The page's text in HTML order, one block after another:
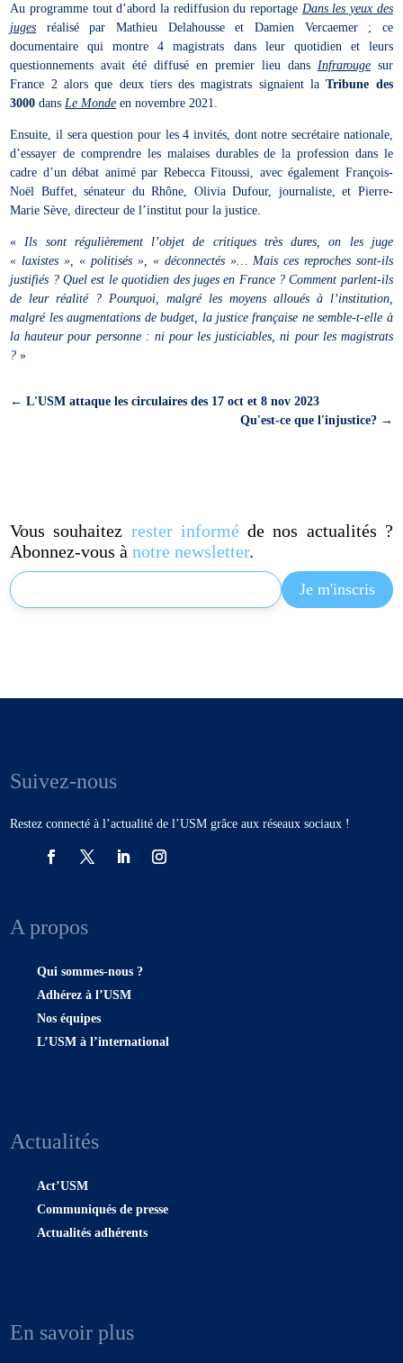
Au programme tout d’abord la rediffusion du reportage Dans les yeux des
juges réalisé par Mathieu Delahousse et Damien Vercaemer ; ce
documentaire qui montre 4 magistrats dans leur quotidien et leurs
questionnements avait été diffusé en premier lieu dans Infrarougesur
France 2 alors que deux tiers des magistrats signaient laTribune des
3000 dans Le Monde en novembre 2021.
Ensuite, il sera question pour les 4 invités, dont notre secrétaire nationale,
d’essayer de comprendre les malaises durables de la profession dans le
cadre d’un débat animé par Rebecca Fitoussi, avec également François-
Noël Buffet, sénateur du Rhône, Olivia Dufour, journaliste, et Pierre-
Marie Sève, directeur de l’institut pour la justice.
« Ils sont régulièrement l’objet de critiques très dures, on les juge
« laxistes », « politisés », « déconnectés »… Mais ces reproches sont-ils
justifiés ? Quel est le quotidien des juges en France ? Comment parlent-ils
de leur réalité ? Pourquoi, malgré les moyens alloués à l’institution,
malgré les augmentations de budget, la justice française ne semble-t-elle à
la hauteur pour personne : ni pour les justiciables, ni pour les magistrats
? »
←L'USM attaque les circulaires des 17 oct et 8 nov 2023
Qu'est-ce que l'injustice?→
Vous souhaitez rester informéde nos actualités ?
Abonnez-vous ànotre newsletter.
Suivez-nous
Restez connecté à l’actualité de l’USM grâce aux réseaux sociaux !
A propos
Qui sommes-nous ?
Adhérez à l’USM
Nos équipes
L’USM à l’international
Actualités
Act’USM
Communiqués de presse
Actualités adhérents
En savoir plus